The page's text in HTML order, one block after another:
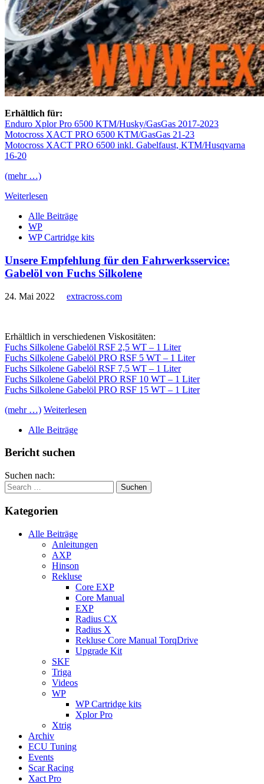
Erhältlich für:
Enduro Xplor Pro 6500 KTM/Husky/GasGas 2017-2023
Motocross XACT PRO 6500 KTM/GasGas 21-23
Motocross XACT PRO 6500 inkl. Gabelfaust, KTM/Husqvarna
16-20
(mehr …)
Weiterlesen
Alle Beiträge
WP
WP Cartridge kits
Unsere Empfehlung für den Fahrwerksservice:
Gabelöl von Fuchs Silkolene
24. Mai 2022 extracross.com
Erhältlich in verschiedenen Viskositäten:
Fuchs Silkolene Gabelöl RSF 2,5 WT – 1 Liter
Fuchs Silkolene Gabelöl PRO RSF 5 WT – 1 Liter
Fuchs Silkolene Gabelöl RSF 7,5 WT – 1 Liter
Fuchs Silkolene Gabelöl PRO RSF 10 WT – 1 Liter
Fuchs Silkolene Gabelöl PRO RSF 15 WT – 1 Liter
(mehr …) Weiterlesen
Alle Beiträge
Bericht suchen
Suchen nach:
Kategorien
Alle Beiträge
Anleitungen
AXP
Hinson
Rekluse
Core EXP
Core Manual
EXP
Radius CX
Radius X
Rekluse Core Manual TorqDrive
Upgrade Kit
SKF
Triga
Videos
WP
WP Cartridge kits
Xplor Pro
Xtrig
Archiv
ECU Tuning
Events
Scar Racing
Xact Pro